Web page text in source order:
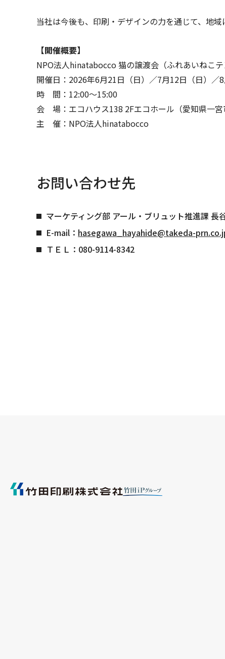
当社は今後も、印刷・デザインの力を通じて、地
【開催概要】
NPO法人hinatabocco 猫の譲渡会（ふれあいねこテ
開催日：2026年6月21日（日）／7月12日（日）／8
時 間：12:00～15:00
会 場：エコハウス138 2Fエコホール（愛知県一宮
主 催：NPO法人hinatabocco
お問い合わせ先
マーケティング部 アール・ブリュット推進課 長
E-mail： hasegawa_hayahide@takeda-
ＴＥＬ：080-9114-8342